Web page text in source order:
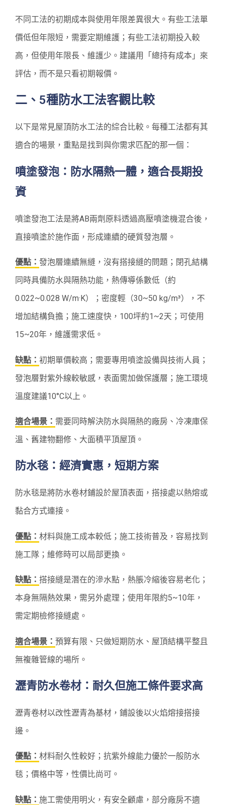
不同工法的初期成本與使用年限差異很大。有些工法單
價低但年限短，需要定期維護；有些工法初期投入較
高，但使用年限長、維護少。建議用「總持有成本」來
評估，而不是只看初期報價。
二、5種防水工法客觀比較
以下是常見屋頂防水工法的綜合比較。每種工法都有其
適合的場景，重點是找到與你需求匹配的那一個：
噴塗發泡：防水隔熱一體，適合長期投
資
噴塗發泡工法是將AB兩劑原料透過高壓噴塗機混合後，
直接噴塗於施作面，形成連續的硬質發泡層。
優點： 發泡層連續無縫，沒有搭接縫的問題；閉孔結構
同時具備防水與隔熱功能，熱傳導係數低（約
0.022~0.028 W/m·K）；密度輕（30~50 kg/m³），不
增加結構負擔；施工速度快，100坪約1~2天；可使用
15~20年，維護需求低。
缺點： 初期單價較高；需要專用噴塗設備與技術人員；
發泡層對紫外線較敏感，表面需加做保護層；施工環境
溫度建議10°C以上。
適合場景： 需要同時解決防水與隔熱的廠房、冷凍庫保
溫、舊建物翻修、大面積平頂屋頂。
防水毯：經濟實惠，短期方案
防水毯是將防水卷材鋪設於屋頂表面，搭接處以熱熔或
黏合方式連接。
優點： 材料與施工成本較低；施工技術普及，容易找到
施工隊；維修時可以局部更換。
缺點： 搭接縫是潛在的滲水點，熱脹冷縮後容易老化；
本身無隔熱效果，需另外處理；使用年限約5~10年，
需定期檢修接縫處。
適合場景： 預算有限、只做短期防水、屋頂結構平整且
無複雜管線的場所。
瀝青防水卷材：耐久但施工條件要求高
瀝青卷材以改性瀝青為基材，鋪設後以火焰熔接搭接
邊。
優點： 材料耐久性較好；抗紫外線能力優於一般防水
毯；價格中等，性價比尚可。
缺點： 施工需使用明火，有安全顧慮，部分廠房不適